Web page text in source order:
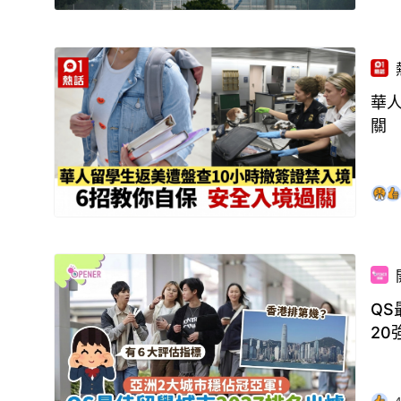
華
關
QS
20